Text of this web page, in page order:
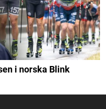
i norska Blink